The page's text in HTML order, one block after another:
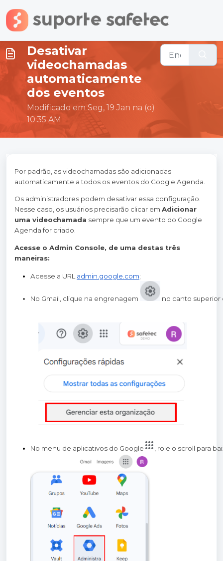
Ir para o conteúdo principal
Desativar
videochamadas
automaticamente
dos eventos
Modificado em Seg, 19 Jan na (o)
10:35 AM
Por padrão, as videochamadas são adicionadas
automaticamente a todos os eventos do Google Agenda.
Os administradores podem desativar essa configuração.
Nesse caso, os usuários precisarão clicar em Adicionar
uma videochamada sempre que um evento do Google
Agenda for criado.
Acesse o Admin Console, de uma destas três
maneiras:
Acesse a URL admin.google.com;
No Gmail, clique na engrenagem no canto superior
No menu de aplicativos do Google , role o scroll para